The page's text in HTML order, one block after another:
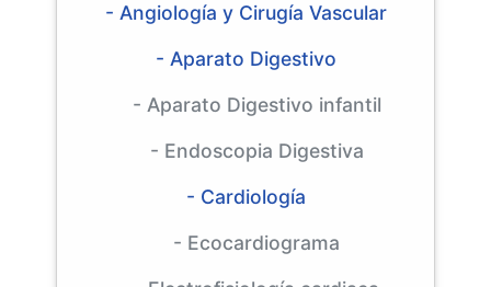
- Angiología y Cirugía Vascular
- Aparato Digestivo
- Aparato Digestivo infantil
- Endoscopia Digestiva
- Cardiología
- Ecocardiograma